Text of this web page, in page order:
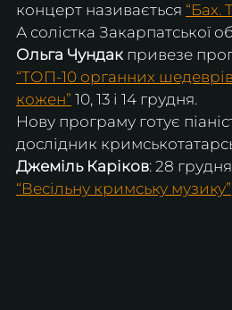
концерт називається “Бах.
А солістка Закарпатської
Ольга Чундак привезе
“ТОП-10 органних
кожен” 10, 13 і 14 грудня.
Нову програму готує
дослідник
Джеміль Каріков: 28
“Весільну кримську музику”